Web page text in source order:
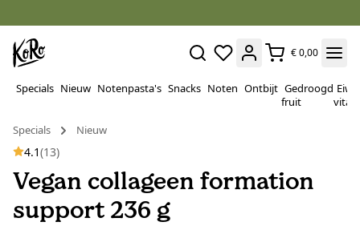
€ 0,00
Specials Nieuw Notenpasta's Snacks Noten Ontbijt Gedroogd
fruit
Specials
Nieuw
4.1(13)
Vegan collageen formation
support 236 g